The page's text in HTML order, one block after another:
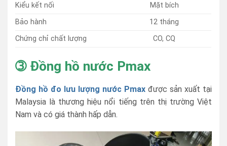
Kiểu kết nối
Mặt bích
Bảo hành
12 tháng
Chứng chỉ chất lượng
CO, CQ
➂ Đồng hồ nước Pmax
Đồng hồ đo lưu lượng nước Pmax được sản xuất tại
Malaysia là thương hiệu nổi tiếng trên thị trường Việt
Nam và có giá thành hấp dẫn.